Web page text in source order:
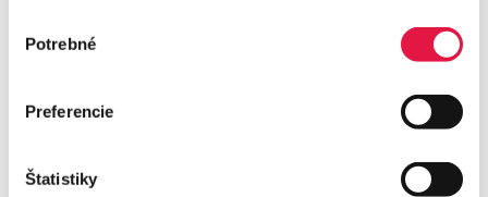
súhlasu
Potrebné
Preferencie
Štatistiky